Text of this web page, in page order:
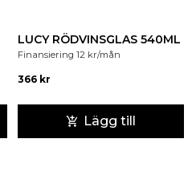
LUCY RÖDVINSGLAS 540ML
Finansiering 12 kr/mån
366 kr
Lägg till